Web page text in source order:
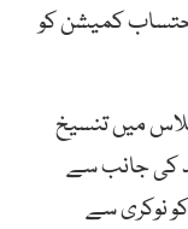
احتساب کمیشن کو
میں تنسیخ
کی جانب سے
نوکری سے